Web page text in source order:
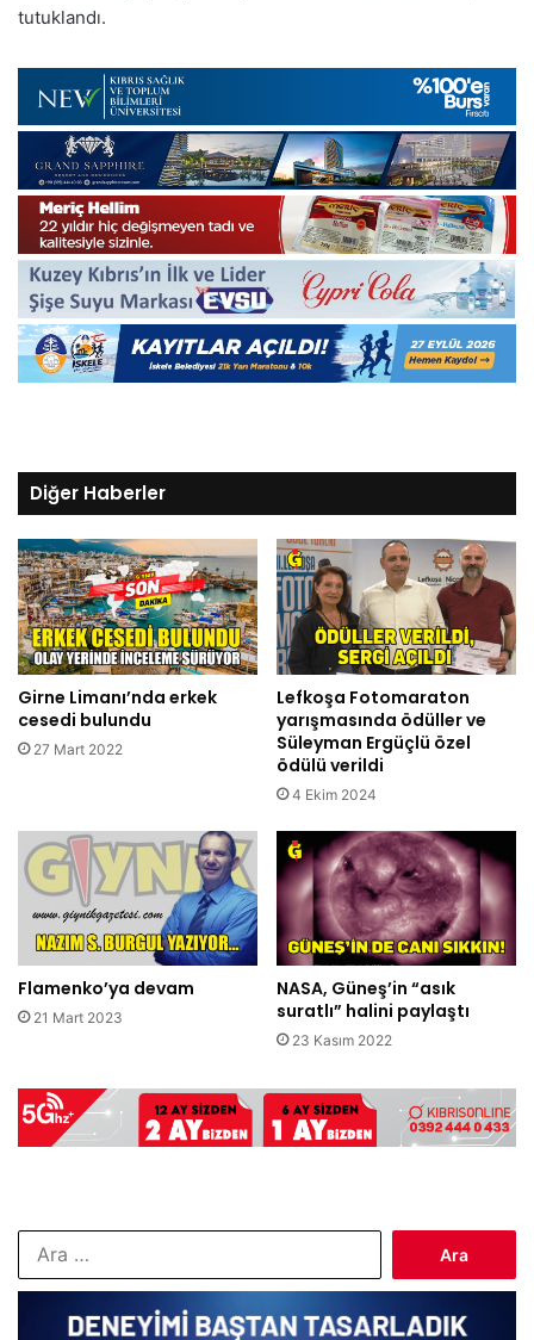
tutuklandı.
Diğer Haberler
Girne Limanı’nda erkek
cesedi bulundu
27 Mart 2022
Lefkoşa Fotomaraton
yarışmasında ödüller ve
Süleyman Ergüçlü özel
ödülü verildi
4 Ekim 2024
Flamenko’ya devam
21 Mart 2023
NASA, Güneş’in “asık
suratlı” halini paylaştı
23 Kasım 2022